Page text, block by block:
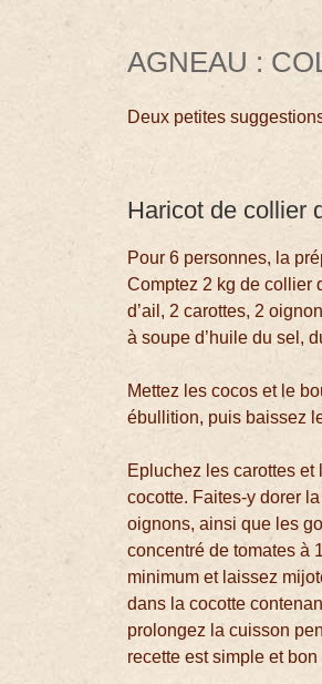
AGNEAU :
Deux petites
Haricot de collier
Pour 6 personnes, la
Comptez 2 kg de collier
d’ail, 2 carottes, 2
à soupe d’huile du sel,
Mettez les cocos et le
ébullition, puis baissez
Epluchez les carottes
cocotte. Faites-y dorer
oignons, ainsi que les
concentré de tomates à
minimum et laissez
dans la cocotte
prolongez la cuisson
recette est simple et bon